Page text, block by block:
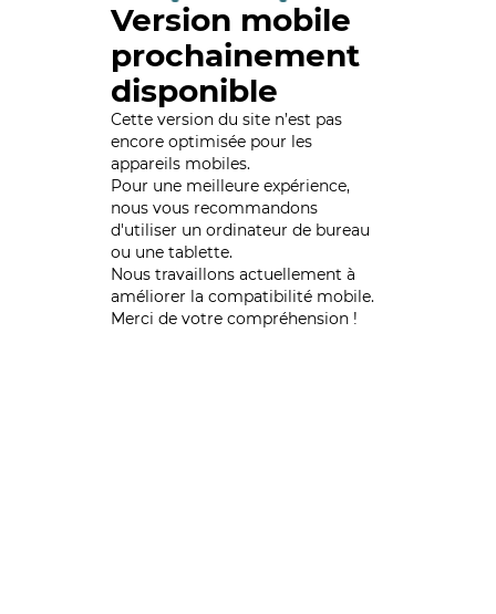
Version mobile
prochainement
disponible
Cette version du site n’est pas
encore optimisée pour les
appareils mobiles.
Pour une meilleure expérience,
nous vous recommandons
d'utiliser un ordinateur de bureau
ou une tablette.
Nous travaillons actuellement à
améliorer la compatibilité mobile.
Merci de votre compréhension !